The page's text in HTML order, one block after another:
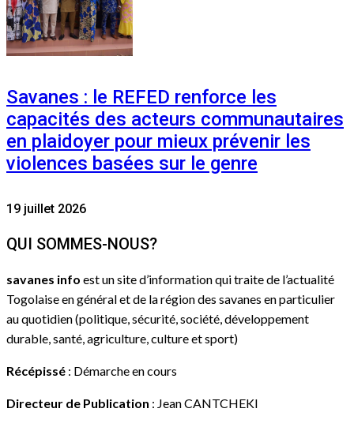
Savanes : le REFED renforce les
capacités des acteurs communautaires
en plaidoyer pour mieux prévenir les
violences basées sur le genre
19 juillet 2026
QUI SOMMES-NOUS?
savanes info est un site d’information qui traite de l’actualité
Togolaise en général et de la région des savanes en particulier
au quotidien (politique, sécurité, société, développement
durable, santé, agriculture, culture et sport)
Récépissé : Démarche en cours
Directeur de Publication : Jean CANTCHEKI